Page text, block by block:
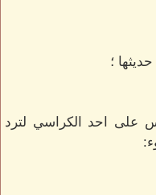
؛
على احد الكراسي لترد